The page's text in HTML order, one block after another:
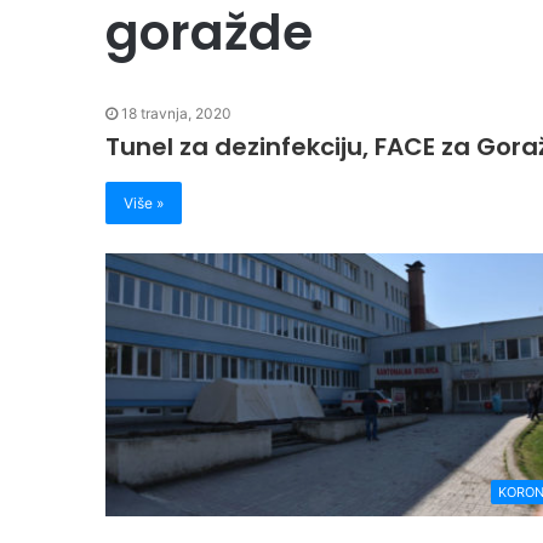
goražde
18 travnja, 2020
Tunel za dezinfekciju, FACE za
Više »